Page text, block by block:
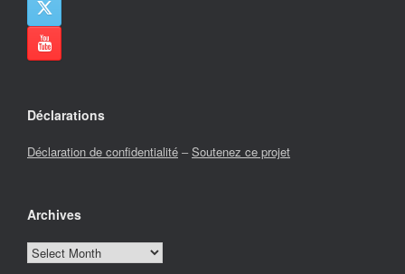
Déclarations
Déclaration de confidentialité –Soutenez ce projet
Archives
Archives